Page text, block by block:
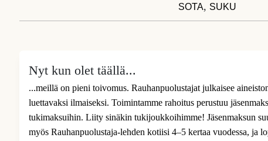
SOTA, SUKU
Nyt kun olet täällä...
...meillä on pieni toivomus. Rauhanpuolustajat julkaisee
luettavaksi ilmaiseksi. Toimintamme rahoitus perustuu
tukimaksuihin. Liity sinäkin tukijoukkoihimme! Jäsenmaksun
myös Rauhanpuolustaja-lehden kotiisi 4–5 kertaa vuodessa, ja